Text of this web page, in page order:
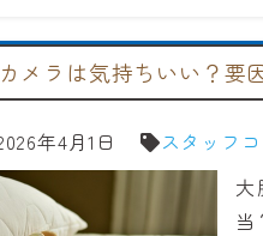
メラは気持ちいい？要
年4月1日
スタッフ